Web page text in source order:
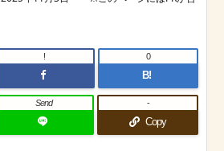
!
B!
0
Send
Copy
-